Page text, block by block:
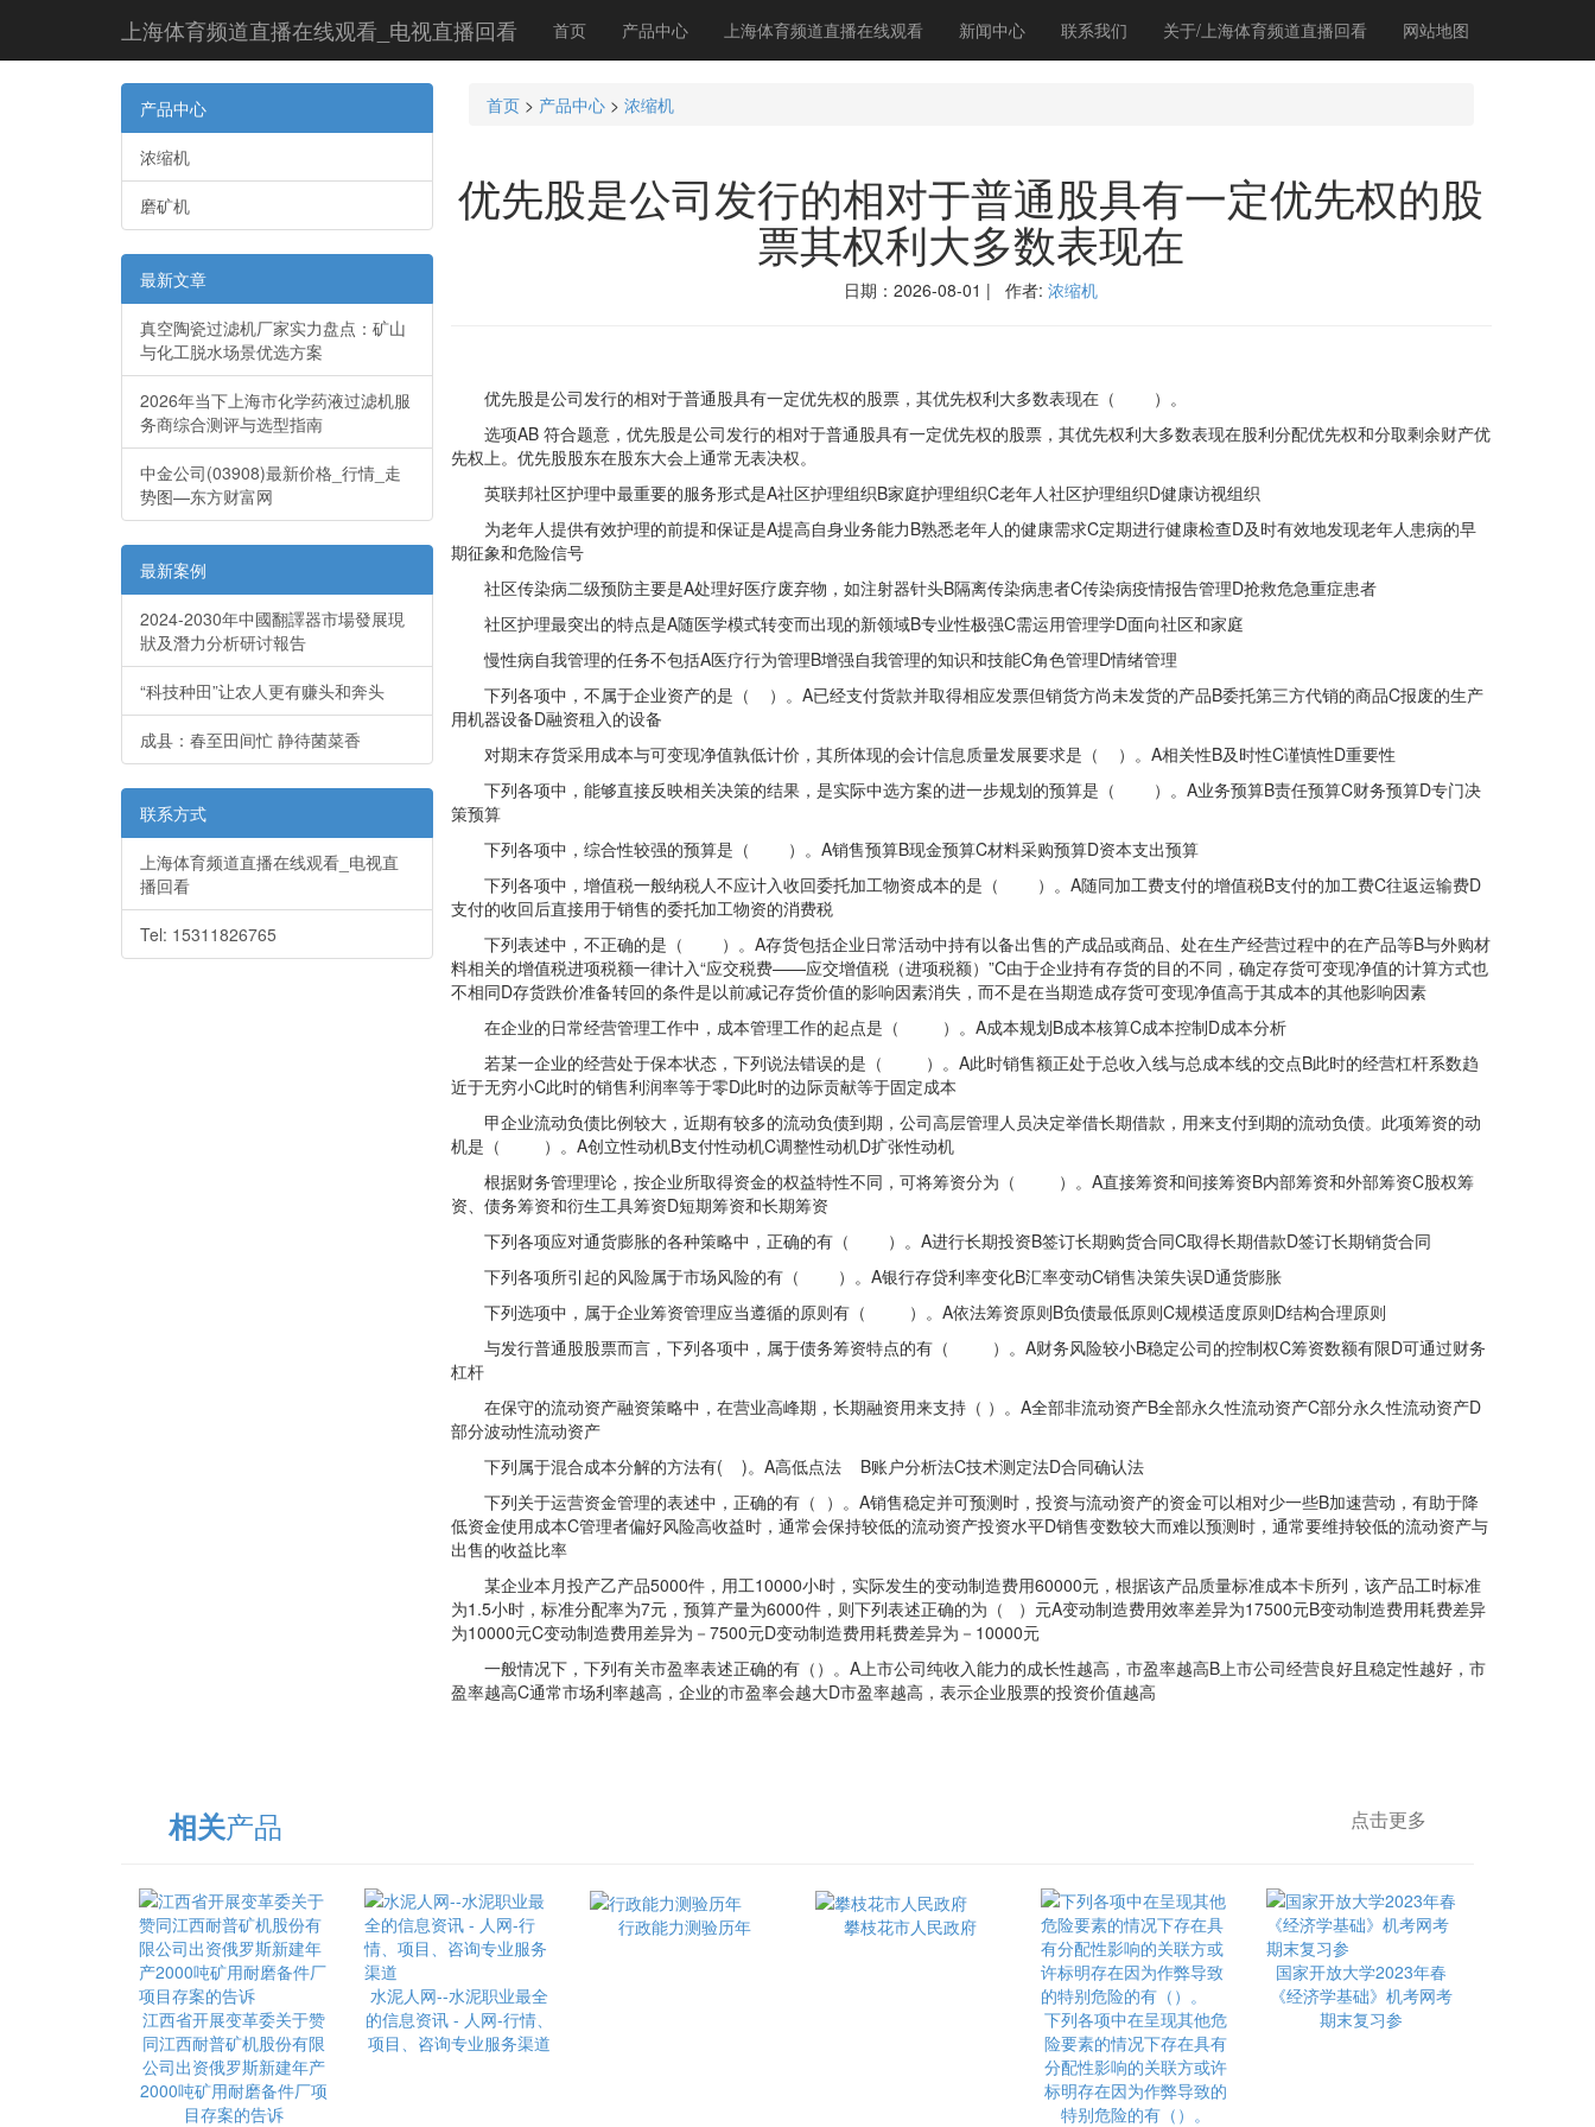
上海体育频道直播在线观看_电视直播回看 首页 产品中心 上海体育频道直播在线观看 新闻中心 联系我们 关于/上海体育频道直播回看 网站地图
产品中心
浓缩机
磨矿机
最新文章
真空陶瓷过滤机厂家实力盘点：矿山
与化工脱水场景优选方案
2026年当下上海市化学药液过滤机服
务商综合测评与选型指南
中金公司(03908)最新价格_行情_走
势图—东方财富网
最新案例
2024-2030年中國翻譯器市場發展現
狀及潛力分析研讨報告
“科技种田”让农人更有赚头和奔头
成县：春至田间忙 静待菌菜香
联系方式
上海体育频道直播在线观看_电视直
播回看
Tel: 15311826765
首页> 产品中心> 浓缩机
优先股是公司发行的相对于普通股具有一定优先权的股
票其权利大多数表现在
日期：2026-08-01 | 作者:浓缩机
优先股是公司发行的相对于普通股具有一定优先权的股票，其优先权利大多数表现在（ ）。
选项AB 符合题意，优先股是公司发行的相对于普通股具有一定优先权的股票，其优先权利大多数表现在股利分配优先权和分取剩余财产优
先权上。优先股股东在股东大会上通常无表决权。
英联邦社区护理中最重要的服务形式是A社区护理组织B家庭护理组织C老年人社区护理组织D健康访视组织
为老年人提供有效护理的前提和保证是A提高自身业务能力B熟悉老年人的健康需求C定期进行健康检查D及时有效地发现老年人患病的早
期征象和危险信号
社区传染病二级预防主要是A处理好医疗废弃物，如注射器针头B隔离传染病患者C传染病疫情报告管理D抢救危急重症患者
社区护理最突出的特点是A随医学模式转变而出现的新领域B专业性极强C需运用管理学D面向社区和家庭
慢性病自我管理的任务不包括A医疗行为管理B增强自我管理的知识和技能C角色管理D情绪管理
下列各项中，不属于企业资产的是（ ）。A已经支付货款并取得相应发票但销货方尚未发货的产品B委托第三方代销的商品C报废的生产
用机器设备D融资租入的设备
对期末存货采用成本与可变现净值孰低计价，其所体现的会计信息质量发展要求是（ ）。A相关性B及时性C谨慎性D重要性
下列各项中，能够直接反映相关决策的结果，是实际中选方案的进一步规划的预算是（ ）。A业务预算B责任预算C财务预算D专门决
策预算
下列各项中，综合性较强的预算是（ ）。A销售预算B现金预算C材料采购预算D资本支出预算
下列各项中，增值税一般纳税人不应计入收回委托加工物资成本的是（ ）。A随同加工费支付的增值税B支付的加工费C往返运输费D
支付的收回后直接用于销售的委托加工物资的消费税
下列表述中，不正确的是（ ）。A存货包括企业日常活动中持有以备出售的产成品或商品、处在生产经营过程中的在产品等B与外购材
料相关的增值税进项税额一律计入“应交税费——应交增值税（进项税额）”C由于企业持有存货的目的不同，确定存货可变现净值的计算方式也
不相同D存货跌价准备转回的条件是以前减记存货价值的影响因素消失，而不是在当期造成存货可变现净值高于其成本的其他影响因素
在企业的日常经营管理工作中，成本管理工作的起点是（ ）。A成本规划B成本核算C成本控制D成本分析
若某一企业的经营处于保本状态，下列说法错误的是（ ）。A此时销售额正处于总收入线与总成本线的交点B此时的经营杠杆系数趋
近于无穷小C此时的销售利润率等于零D此时的边际贡献等于固定成本
甲企业流动负债比例较大，近期有较多的流动负债到期，公司高层管理人员决定举借长期借款，用来支付到期的流动负债。此项筹资的动
机是（ ）。A创立性动机B支付性动机C调整性动机D扩张性动机
根据财务管理理论，按企业所取得资金的权益特性不同，可将筹资分为（ ）。A直接筹资和间接筹资B内部筹资和外部筹资C股权筹
资、债务筹资和衍生工具筹资D短期筹资和长期筹资
下列各项应对通货膨胀的各种策略中，正确的有（ ）。A进行长期投资B签订长期购货合同C取得长期借款D签订长期销货合同
下列各项所引起的风险属于市场风险的有（ ）。A银行存贷利率变化B汇率变动C销售决策失误D通货膨胀
下列选项中，属于企业筹资管理应当遵循的原则有（ ）。A依法筹资原则B负债最低原则C规模适度原则D结构合理原则
与发行普通股股票而言，下列各项中，属于债务筹资特点的有（ ）。A财务风险较小B稳定公司的控制权C筹资数额有限D可通过财务
杠杆
在保守的流动资产融资策略中，在营业高峰期，长期融资用来支持（ ）。A全部非流动资产B全部永久性流动资产C部分永久性流动资产D
部分波动性流动资产
下列属于混合成本分解的方法有( )。A高低点法 B账户分析法C技术测定法D合同确认法
下列关于运营资金管理的表述中，正确的有（ ）。A销售稳定并可预测时，投资与流动资产的资金可以相对少一些B加速营动，有助于降
低资金使用成本C管理者偏好风险高收益时，通常会保持较低的流动资产投资水平D销售变数较大而难以预测时，通常要维持较低的流动资产与
出售的收益比率
某企业本月投产乙产品5000件，用工10000小时，实际发生的变动制造费用60000元，根据该产品质量标准成本卡所列，该产品工时标准
为1.5小时，标准分配率为7元，预算产量为6000件，则下列表述正确的为（ ）元A变动制造费用效率差异为17500元B变动制造费用耗费差异
为10000元C变动制造费用差异为－7500元D变动制造费用耗费差异为－10000元
一般情况下，下列有关市盈率表述正确的有（）。A上市公司纯收入能力的成长性越高，市盈率越高B上市公司经营良好且稳定性越好，市
盈率越高C通常市场利率越高，企业的市盈率会越大D市盈率越高，表示企业股票的投资价值越高
相关产品 点击更多
江西省开展变革委关于赞
同江西耐普矿机股份有限
公司出资俄罗斯新建年产
2000吨矿用耐磨备件厂项
目存案的告诉
水泥人网--水泥职业最全
的信息资讯 - 人网-行情、
项目、咨询专业服务渠道
行政能力测验历年 攀枝花市人民政府
下列各项中在呈现其他危
险要素的情况下存在具有
分配性影响的关联方或许
标明存在因为作弊导致的
特别危险的有（）。
国家开放大学2023年春
《经济学基础》机考网考
期末复习参